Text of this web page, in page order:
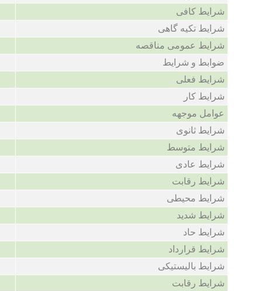
شرایط کافی
شرایط تکیه گاهی
شرایط عمومی مناقصه
ضوابط و شرایط
شرایط فعلی
شرایط کار
عوامل موجهه
شرایط ثانوی
شرایط متوسط
شرایط عادی
شرایط رقابت
شرایط محیطی
شرایط شدید
شرایط حاد
شرایط قرارداد
شرایط بالیستیکی
شرایط رقابت